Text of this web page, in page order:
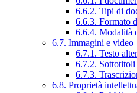
6.6.2. Tipi di
6.6.3. Formato
6.6.4. Modalità
6.7. Immagini e video
6.7.1. Testo
6.7.2.
6.7.3.
6.8. Proprietà